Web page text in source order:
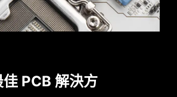
驅動程序和實用程序，您只需點
可下載和安裝Learn more
Installer 將會內建在 Windows 11
build 22H2 中。
佳 PCB 解決方
針腳擁有低阻抗優勢，實現高
應用。